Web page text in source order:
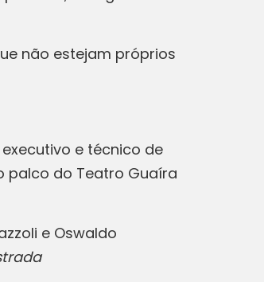
não estejam próprios
e técnico de
palco do Teatro Guaíra
e Oswaldo